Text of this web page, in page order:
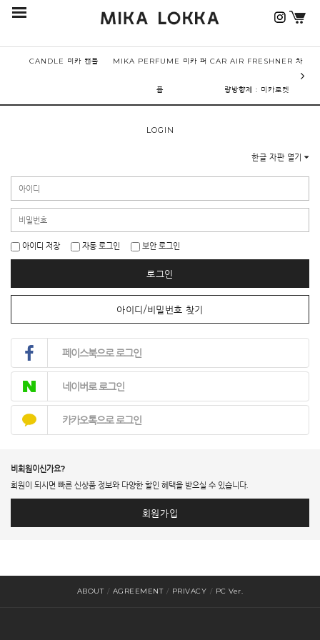
CANDLE 미카 캔들 MIKA PERFUME 미카 퍼
퓸
CAR AIR FRESHNER 차
량방향제 : 미카로켓
LOGIN
한글 자판 열기
아이디 저장 자동 로그인 보안 로그인
로그인
아이디/비밀번호 찾기
페이스북으로 로그인
네이버로 로그인
카카오톡으로 로그인
비회원이신가요?
회원이 되시면 빠른 신상품 정보와 다양한 할인 혜택을 받으실 수 있습니다.
회원가입
ABOUT / AGREEMENT / PRIVACY / PC Ver.